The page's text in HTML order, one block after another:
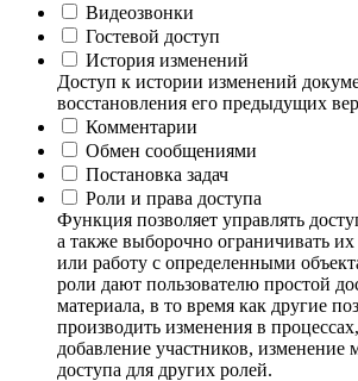
Видеозвонки
Гостевой доступ
История изменений
Доступ к истории изменений
восстановления его предыдущих
Комментарии
Обмен сообщениями
Постановка задач
Роли и права доступа
Функция позволяет управлять
а также выборочно ограничивать
или работу с определенными
роли дают пользователю простой
материала, в то время как другие
производить изменения в
добавление участников, изменение
доступа для других ролей.